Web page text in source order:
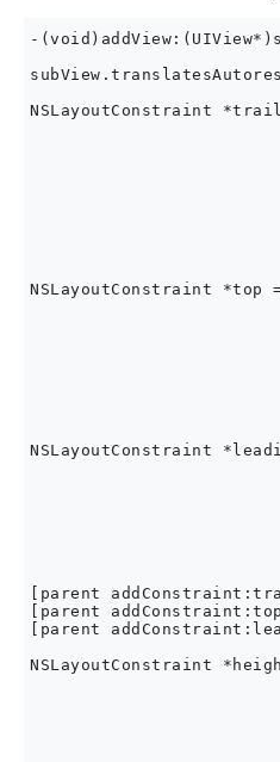
-
NSLayoutConstraint
NSLayoutConstraint *top
NSLayoutConstraint
[parent
[parent
[parent
NSLayoutConstraint